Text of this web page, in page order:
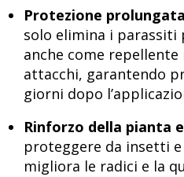
Protezione
solo elimina i parassiti
anche come
attacchi, garantendo
giorni dopo
Rinforzo della pianta
proteggere da insetti
migliora le radici e la